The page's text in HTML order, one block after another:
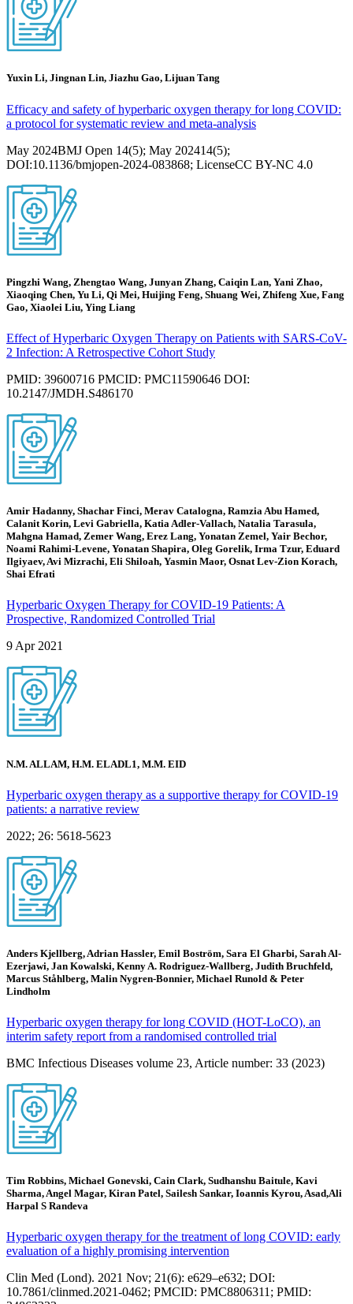
Yuxin Li, Jingnan Lin, Jiazhu Gao, Lijuan Tang
Efficacy and safety of hyperbaric oxygen therapy for long COVID:
a protocol for systematic review and meta-analysis
May 2024BMJ Open 14(5); May 202414(5);
DOI:10.1136/bmjopen-2024-083868; LicenseCC BY-NC 4.0
Pingzhi Wang, Zhengtao Wang, Junyan Zhang, Caiqin Lan, Yani Zhao,
Xiaoqing Chen, Yu Li, Qi Mei, Huijing Feng, Shuang Wei, Zhifeng Xue, Fang
Gao, Xiaolei Liu, Ying Liang
Effect of Hyperbaric Oxygen Therapy on Patients with SARS-CoV-
2 Infection: A Retrospective Cohort Study
PMID: 39600716 PMCID: PMC11590646 DOI:
10.2147/JMDH.S486170
Amir Hadanny, Shachar Finci, Merav Catalogna, Ramzia Abu Hamed,
Calanit Korin, Levi Gabriella, Katia Adler-Vallach, Natalia Tarasula,
Mahgna Hamad, Zemer Wang, Erez Lang, Yonatan Zemel, Yair Bechor,
Noami Rahimi-Levene, Yonatan Shapira, Oleg Gorelik, Irma Tzur, Eduard
Ilgiyaev, Avi Mizrachi, Eli Shiloah, Yasmin Maor, Osnat Lev-Zion Korach,
Shai Efrati
Hyperbaric Oxygen Therapy for COVID-19 Patients: A
Prospective, Randomized Controlled Trial
9 Apr 2021
N.M. ALLAM, H.M. ELADL1, M.M. EID
Hyperbaric oxygen therapy as a supportive therapy for COVID-19
patients: a narrative review
2022; 26: 5618-5623
Anders Kjellberg, Adrian Hassler, Emil Boström, Sara El Gharbi, Sarah Al-
Ezerjawi, Jan Kowalski, Kenny A. Rodriguez-Wallberg, Judith Bruchfeld,
Marcus Ståhlberg, Malin Nygren-Bonnier, Michael Runold & Peter
Lindholm
Hyperbaric oxygen therapy for long COVID (HOT-LoCO), an
interim safety report from a randomised controlled trial
BMC Infectious Diseases volume 23, Article number: 33 (2023)
Tim Robbins, Michael Gonevski, Cain Clark, Sudhanshu Baitule, Kavi
Sharma, Angel Magar, Kiran Patel, Sailesh Sankar, Ioannis Kyrou, Asad,Ali
Harpal S Randeva
Hyperbaric oxygen therapy for the treatment of long COVID: early
evaluation of a highly promising intervention
Clin Med (Lond). 2021 Nov; 21(6): e629–e632; DOI:
10.7861/clinmed.2021-0462; PMCID: PMC8806311; PMID: